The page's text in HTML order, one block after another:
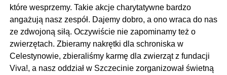
które wesprzemy. Takie akcje charytatywne bardzo
angażują nasz zespół. Dajemy dobro, a ono wraca do nas
ze zdwojoną siłą. Oczywiście nie zapominamy też o
zwierzętach. Zbieramy nakrętki dla schroniska w
Celestynowie, zbieraliśmy karmę dla zwierząt z fundacji
Viva!, a nasz oddział w Szczecinie zorganizował świetną